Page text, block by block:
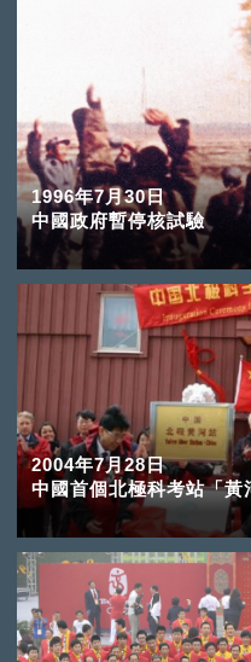
1996年7月30日
中國政府暫停核試驗
2004年7月28日
中國首個北極科考站「黃